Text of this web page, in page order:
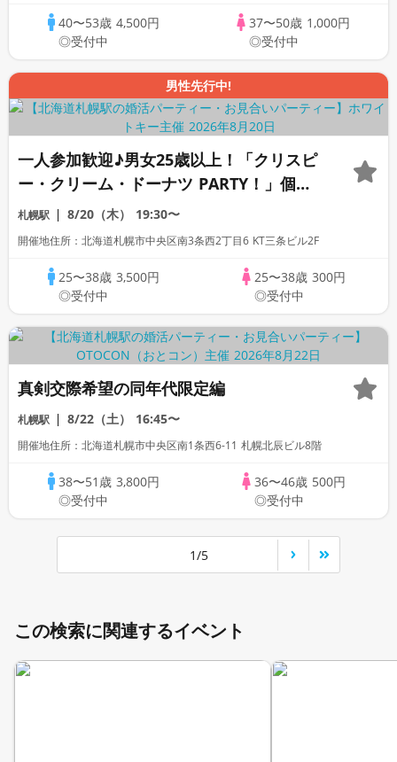
40〜53歳 4,500円
◎受付中
37〜50歳 1,000円
◎受付中
男性先行中!
一人参加歓迎♪男女25歳以上！「クリスピ
ー・クリーム・ドーナツ PARTY！」個室
スタイル/WhiteKey AI Matching／マッ
チングあり
札幌駅 8/20（木） 19:30〜
開催地住所：北海道札幌市中央区南3条西2丁目6 KT三条ビル2F
25〜38歳 3,500円
◎受付中
25〜38歳 300円
◎受付中
真剣交際希望の同年代限定編
札幌駅 8/22（土） 16:45〜
開催地住所：北海道札幌市中央区南1条西6-11 札幌北辰ビル8階
38〜51歳 3,800円
◎受付中
36〜46歳 500円
◎受付中
1/5
この検索に関連するイベント